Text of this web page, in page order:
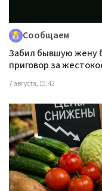
Сообщаем
Забил бывшую жену
приговор за
7 августа, 15:42